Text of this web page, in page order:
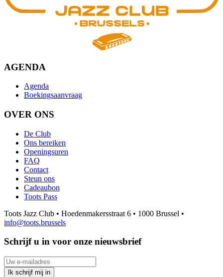
AGENDA
Agenda
Boekingsaanvraag
OVER ONS
De Club
Ons bereiken
Openingsuren
FAQ
Contact
Steun ons
Cadeaubon
Toots Pass
Toots Jazz Club • Hoedenmakersstraat 6 • 1000 Brussel •
info@toots.brussels
Schrijf u in voor onze nieuwsbrief
Uw e-mailadres
Ik schrijf mij in